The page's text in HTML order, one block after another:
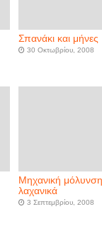
Σπανάκι και μήνες
30 Οκτωβρίου, 2008
Μηχανική
λαχανικά
3 Σεπτεμβρίου, 2008